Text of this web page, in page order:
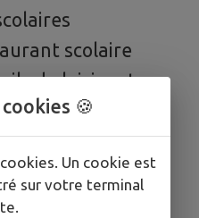
scolaire
de loisirs et
jeune
un proche
🍪
Un cookie est
sur votre terminal